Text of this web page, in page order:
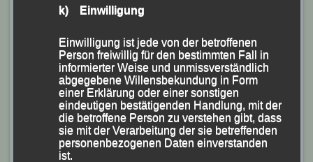
k) Einwilligung
Einwilligung ist jede von der betroffenen
Person freiwillig für den bestimmten Fall in
informierter Weise und unmissverständlich
abgegebene Willensbekundung in Form
einer Erklärung oder einer sonstigen
eindeutigen bestätigenden Handlung, mit der
die betroffene Person zu verstehen gibt, dass
sie mit der Verarbeitung der sie betreffenden
personenbezogenen Daten einverstanden
ist.